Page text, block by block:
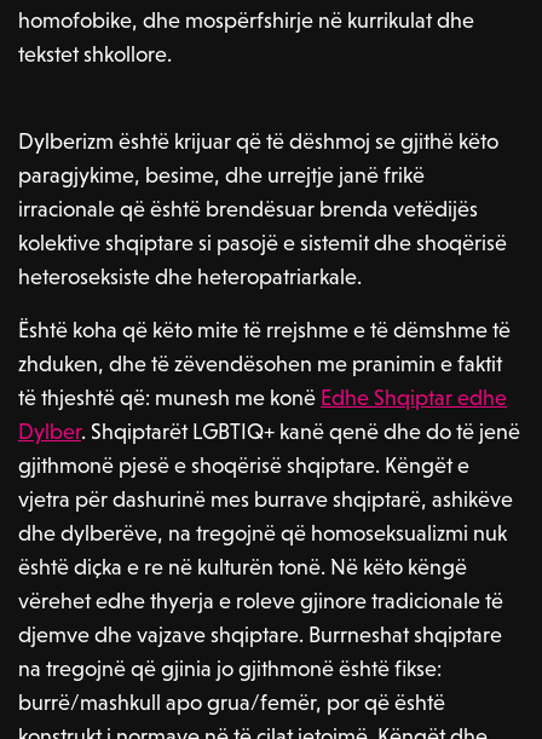
homofobike, dhe mospërfshirje në kurrikulat dhe
tekstet shkollore.
Dylberizm është krijuar që të dëshmoj se gjithë këto
paragjykime, besime, dhe urrejtje janë frikë
irracionale që është brendësuar brenda vetëdijës
kolektive shqiptare si pasojë e sistemit dhe shoqërisë
heteroseksiste dhe heteropatriarkale.
Është koha që këto mite të rrejshme e të dëmshme të
zhduken, dhe të zëvendësohen me pranimin e faktit
të thjeshtë që: munesh me konë Edhe Shqiptar edhe
Dylber. Shqiptarët LGBTIQ+ kanë qenë dhe do të jenë
gjithmonë pjesë e shoqërisë shqiptare. Këngët e
vjetra për dashurinë mes burrave shqiptarë, ashikëve
dhe dylberëve, na tregojnë që homoseksualizmi nuk
është diçka e re në kulturën tonë. Në këto këngë
vërehet edhe thyerja e roleve gjinore tradicionale të
djemve dhe vajzave shqiptare. Burrneshat shqiptare
na tregojnë që gjinia jo gjithmonë është fikse:
burrë/mashkull apo grua/femër, por që është